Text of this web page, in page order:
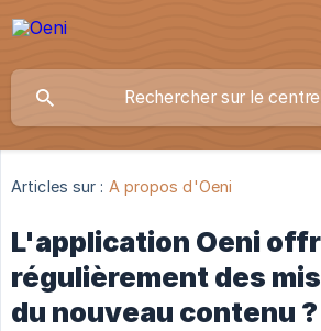
Articles sur : A propos d'Oeni
L'application Oeni
régulièrement des
du nouveau contenu ?